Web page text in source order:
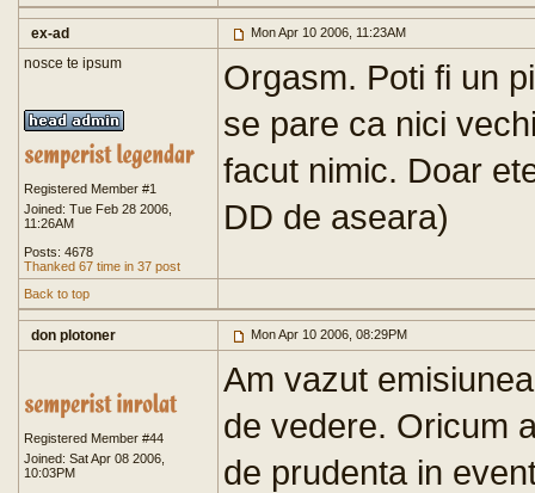
ex-ad Mon Apr 10 2006, 11:23AM
nosce te ipsum
Registered Member #1
Joined: Tue Feb 28 2006,
11:26AM
Posts: 4678
Thanked 67 time in 37 post
Orgasm. Poti fi un
se pare ca nici
facut nimic. Doar
DD de aseara)
Back to top
don plotoner Mon Apr 10 2006, 08:29PM
Registered Member #44
Joined: Sat Apr 08 2006,
10:03PM
Am vazut
de vedere. Oricum
de prudenta in